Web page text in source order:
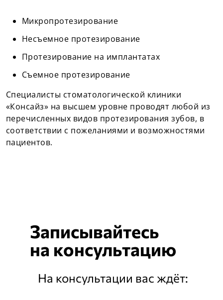
Микропротезирование
Несъемное протезирование
Протезирование на имплантатах
Съемное протезирование
Специалисты стоматологической клиники
«Консайз» на высшем уровне проводят любой из
перечисленных видов протезирования зубов, в
соответствии с пожеланиями и возможностями
пациентов.
Записывайтесь
на консультацию
На консультации вас ждёт: